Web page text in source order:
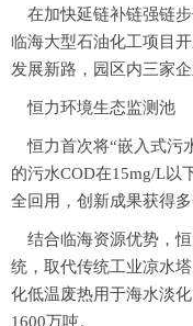
在加快延链补链强链
临海大型石油化工项目
发展新路，园区内三家
恒力环境生态监测池
恒力首次将“嵌入式污
的污水COD在15mg/L以
全回用，创新成果获得多
结合临海资源优势，
统，取代传统工业凉水
化低温废热用于海水淡
1600万吨。